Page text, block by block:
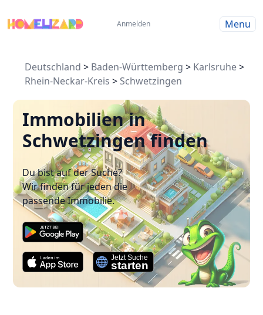
Anmelden Menu
Deutschland > Baden-Württemberg > Karlsruhe>
Rhein-Neckar-Kreis > Schwetzingen
Immobilien in
Schwetzingen finden
Du bist auf der Suche?
Wir finden für jeden die
passende Immobilie.